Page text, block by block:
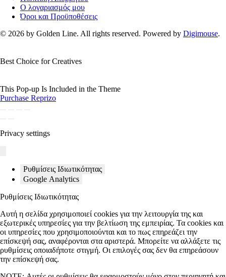
Ο λογαριασμός μου
Όροι και Προϋποθέσεις
© 2026 by Golden Line. All rights reserved. Powered by Digimouse.
Best Choice for Creatives
This Pop-up Is Included in the Theme
Purchase Reprizo
Privacy settings
Ρυθμίσεις Ιδιωτικότητας
Google Analytics
Ρυθμίσεις Ιδιωτικότητας
Αυτή η σελίδα χρησιμοποιεί cookies για την λειτουργία της και
εξωτερικές υπηρεσίες για την βελτίωση της εμπειρίας. Τα cookies και
οι υπηρεσίες που χρησιμοποιούνται και το πως επηρεάζει την
επίσκεψή σας, αναφέρονται στα αριστερά. Μπορείτε να αλλάξετε τις
ρυθμίσεις οποιαδήποτε στιγμή. Οι επιλογές σας δεν θα επηρεάσουν
την επίσκεψή σας.